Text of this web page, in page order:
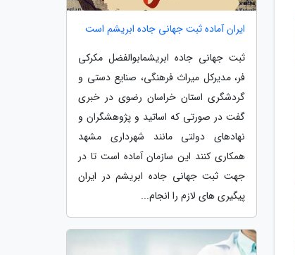
ایران آماده ثبت جهانی جاده ابریشم است
ثبت جهانی جاده ابریشمابوالفضل مکرکی
فر، مدیرکل میراث فرهنگی، صنایع دستی و
گردشگری استان خراسان رضوی در خبری
گفت در صورتی که اساتید و پژوهشگران و
نهادهای دولتی مانند شهرداری مشهد
همکاری کنند این سازمان آماده است تا در
جهت ثبت جهانی جاده ابریشم در ایران
پیگیری های لازم را انجام...